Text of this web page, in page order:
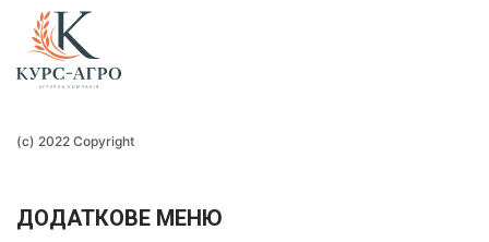
(c) 2022 Copyright
ДОДАТКОВЕ МЕНЮ